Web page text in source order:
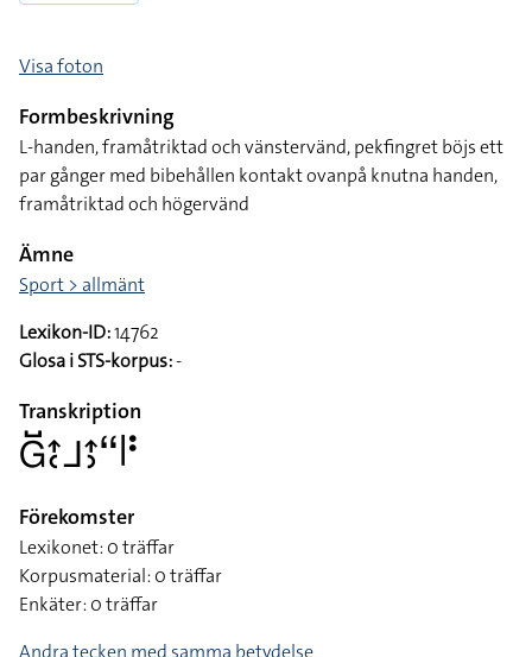
Visa foton
Formbeskrivning
L-handen, framåtriktad och vänstervänd, pekfingret böjs ett
par gånger med bibehållen kontakt ovanpå knutna handen,
framåtriktad och högervänd
Ämne
Sport > allmänt
Lexikon-ID:14762
Glosa i STS-korpus:-
Transkription
􌤦􌤹􌤴􌥗􌤨􌤴􌤶􌦨􌥼􌥻
Förekomster
Lexikonet: 0 träffar
Korpusmaterial: 0 träffar
Enkäter: 0 träffar
Andra tecken med samma betydelse